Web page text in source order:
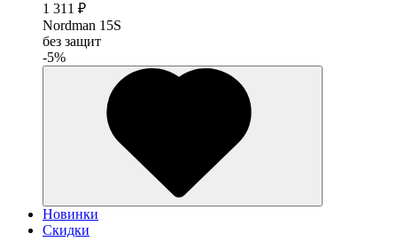
1 311 ₽
Nordman 15S
без защит
-5%
Новинки
Скидки